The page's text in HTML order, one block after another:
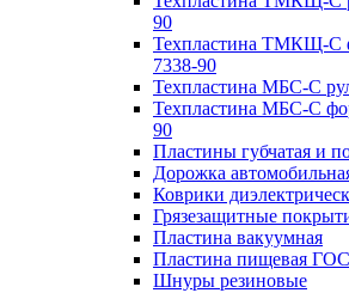
90
Техпластина ТМКЩ-С
7338-90
Техпластина МБС-С
Техпластина МБС-С
90
Пластины губчатая и
Дорожка
Коврики
Грязезащитные
Пластина вакуумная
Пластина пищевая
Шнуры резиновые